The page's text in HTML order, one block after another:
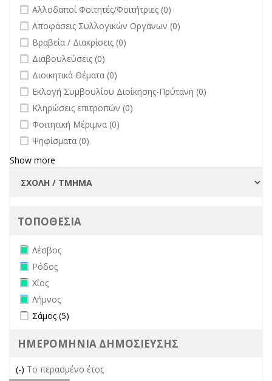
undefined
Αλλοδαποί Φοιτητές/Φοιτήτριες (0)
undefined
Αποφάσεις Συλλογικών Οργάνων (0)
undefined
Βραβεία / Διακρίσεις (0)
undefined
Διαβουλεύσεις (0)
undefined
Διοικητικά Θέματα (0)
undefined
Εκλογή Συμβουλίου Διοίκησης-Πρύτανη (0)
undefined
Κληρώσεις επιτροπών (0)
undefined
Φοιτητική Μέριμνα (0)
undefined
Ψηφίσματα (0)
Show more
ΤΟΠΟΘΕΣΙΑ
Remove Λέσβος filter
Λέσβος
Remove Ρόδος filter
Ρόδος
Remove Χίος filter
Χίος
Remove Λήμνος filter
Λήμνος
Apply Σάμος filter
Σάμος (5)
ΗΜΕΡΟΜΗΝΙΑ ΔΗΜΟΣΙΕΥΣΗΣ
(-) Remove Το περασμένο έτος filter
Το περασμένο έτος